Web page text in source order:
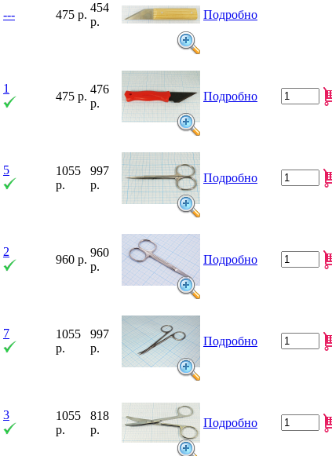
--- 475 р.
454
р.
Подробно
1
475 р.
476
р.
Подробно
5
1055
р.
997
р.
Подробно
2
960 р.
960
р.
Подробно
7
1055
р.
997
р.
Подробно
3
1055
р.
818
р.
Подробно